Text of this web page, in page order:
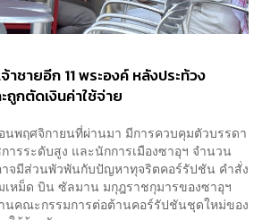
าชายอีก 11 พระองค์ หลังประท้วง
ถูกตัดเงินค่าใช้จ่าย
นพฤศจิกายนที่ผ่านมา มีการควบคุมตัวบรรดา
ารระดับสูง และนักการเมืองซาอุฯ จำนวน
าจมีส่วนพัวพันกับปัญหาทุจริตคอร์รัปชัน คำสั่ง
หม็ด บิน ซัลมาน มกุฎราชกุมารของซาอุฯ
นคณะกรรมการต่อต้านคอร์รัปชันชุดใหม่ของ